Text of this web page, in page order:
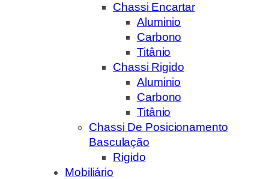
Chassi Encartar
Aluminio
Carbono
Titânio
Chassi Rigido
Aluminio
Carbono
Titânio
Chassi De Posicionamento
Basculação
Rigido
Mobiliário